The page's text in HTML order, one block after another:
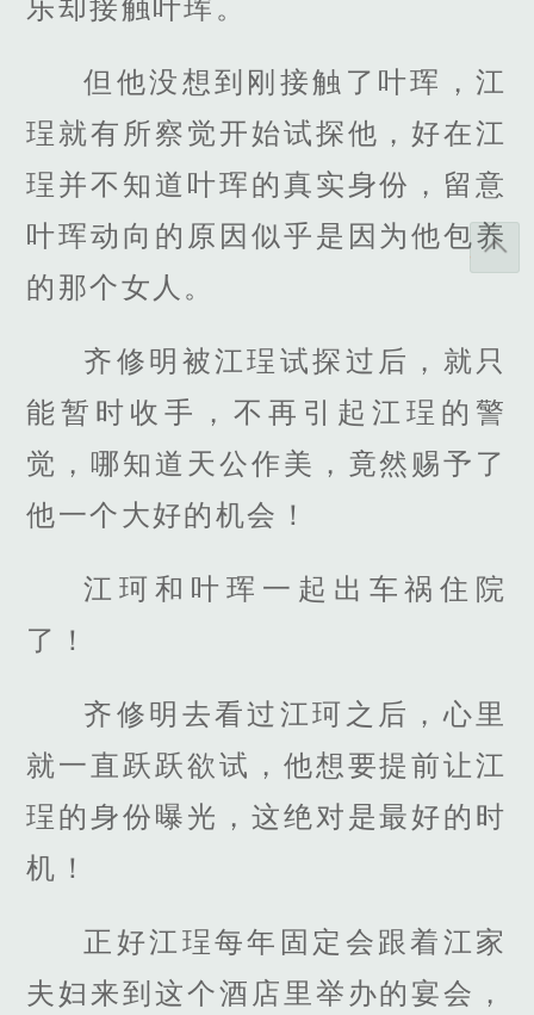
乐却接触叶珲。
但他没想到刚接触了叶珲，江
珵就有所察觉开始试探他，好在江
珵并不知道叶珲的真实身份，留意
叶珲动向的原因似乎是因为他包养
的那个女人。
齐修明被江珵试探过后，就只
能暂时收手，不再引起江珵的警
觉，哪知道天公作美，竟然赐予了
他一个大好的机会！
江珂和叶珲一起出车祸住院
了！
齐修明去看过江珂之后，心里
就一直跃跃欲试，他想要提前让江
珵的身份曝光，这绝对是最好的时
机！
正好江珵每年固定会跟着江家
夫妇来到这个酒店里举办的宴会，